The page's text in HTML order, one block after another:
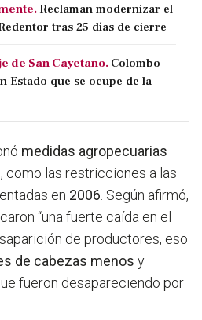
Reclaman modernizar el
tras 25 días de cierre
de San Cayetano. Colombo
Estado que se ocupe de la
medidas agropecuarias
como las restricciones a las
en 2006 . Según afirmó,
“una fuerte caída en el
de productores, eso
de cabezas menos y
fueron desapareciendo por